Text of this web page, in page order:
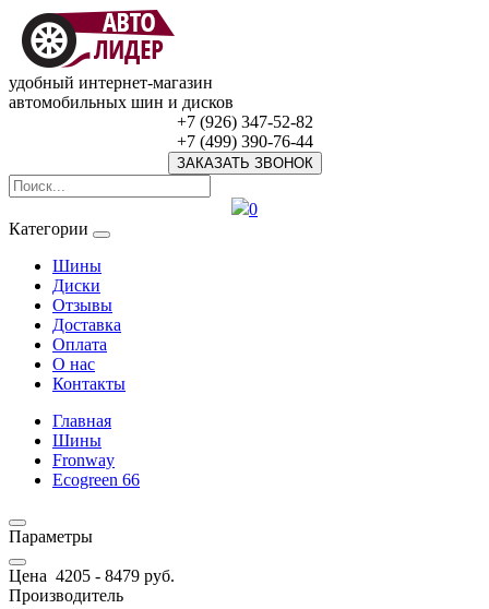
удобный интернет-магазин
автомобильных шин и дисков
+7 (926) 347-52-82
+7 (499) 390-76-44
ЗАКАЗАТЬ ЗВОНОК
0
Категории
Шины
Диски
Отзывы
Доставка
Оплата
О нас
Контакты
Главная
Шины
Fronway
Ecogreen 66
Параметры
Цена 4205 - 8479 руб.
Производитель